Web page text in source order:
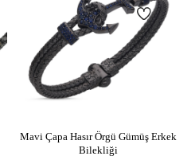
Mavi Çapa Hasır Örgü Gümüş Erkek
Bilekliği